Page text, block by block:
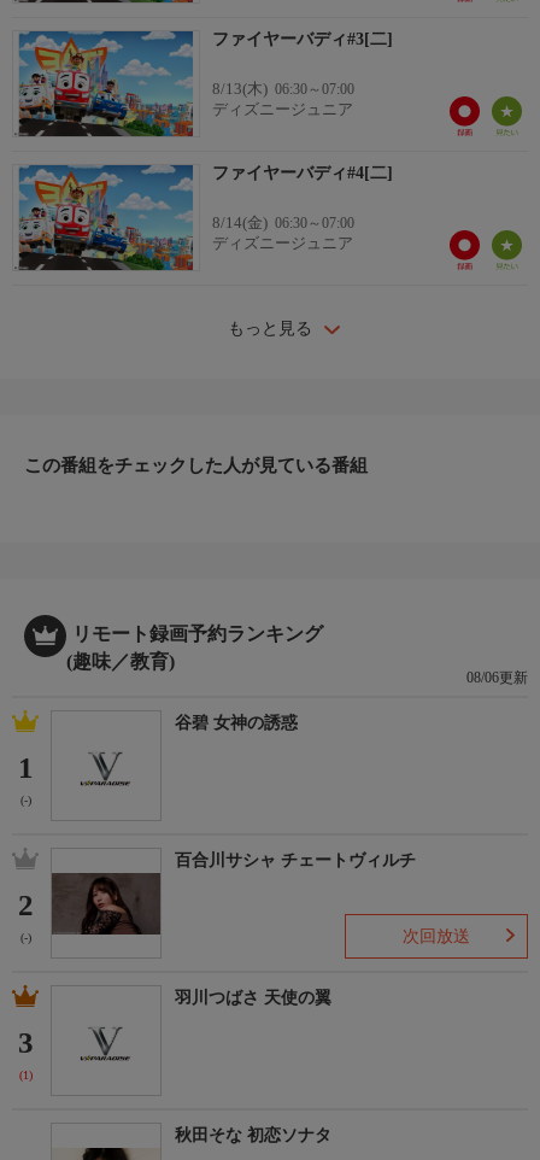
ファイヤーバディ#3[二]
8/13(木) 06:30～07:00
ディズニージュニア
ファイヤーバディ#4[二]
8/14(金) 06:30～07:00
ディズニージュニア
もっと見る
この番組をチェックした人が見ている番組
リモート録画予約ランキング
(趣味／教育)
08/06更新
1
(-)
谷碧 女神の誘惑
2
(-)
百合川サシャ チェートヴィルチ
次回放送
3
(1)
羽川つばさ 天使の翼
秋田そな 初恋ソナタ